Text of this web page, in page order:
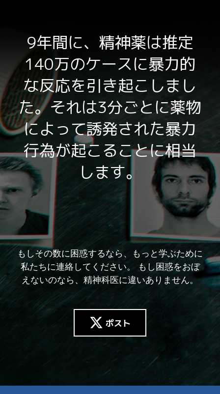
9年間に、精神薬は推定
140万のケースに暴力的
な反応を引き起こしまし
た。それは3分ごとに薬物
によって誘発された暴力
行為が起こることに相当
します。
もしその数に困惑するなら、もっと学ぶために
私たちに連絡してください。 もし困惑をおぼ
えないのなら、精神科医に違いありません。
ポスト